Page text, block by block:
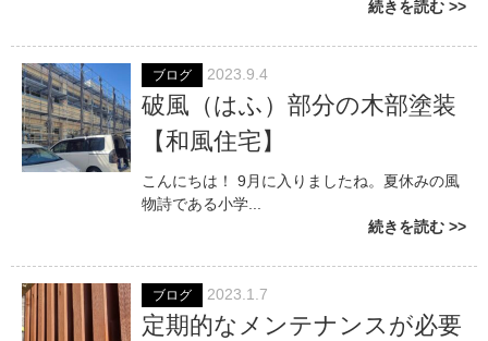
続きを読む
ブログ 2023.9.4
破風（はふ）部分の木部塗装
【和風住宅】
こんにちは！ 9月に入りましたね。夏休みの風
物詩である小学...
続きを読む
ブログ 2023.1.7
定期的なメンテナンスが必要